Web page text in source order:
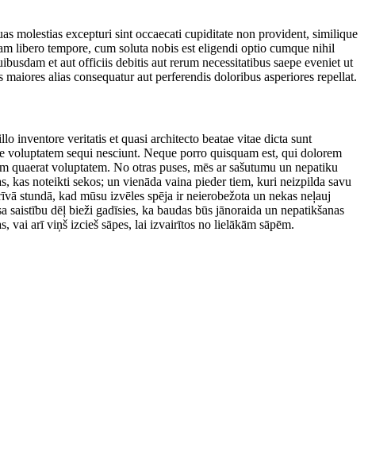
molestias excepturi sint occaecati cupiditate non provident, similique
libero tempore, cum soluta nobis est eligendi optio cumque nihil
et aut officiis debitis aut rerum necessitatibus saepe eveniet ut
alias consequatur aut perferendis doloribus asperiores repellat.
inventore veritatis et quasi architecto beatae vitae dicta sunt
sequi nesciunt. Neque porro quisquam est, qui dolorem
voluptatem. No otras puses, mēs ar sašutumu un nepatiku
kas noteikti sekos; un vienāda vaina pieder tiem, kuri neizpilda savu
stundā, kad mūsu izvēles spēja ir neierobežota un nekas neļauj
dēļ bieži gadīsies, ka baudas būs jānoraida un nepatikšanas
vai arī viņš izcieš sāpes, lai izvairītos no lielākām sāpēm.